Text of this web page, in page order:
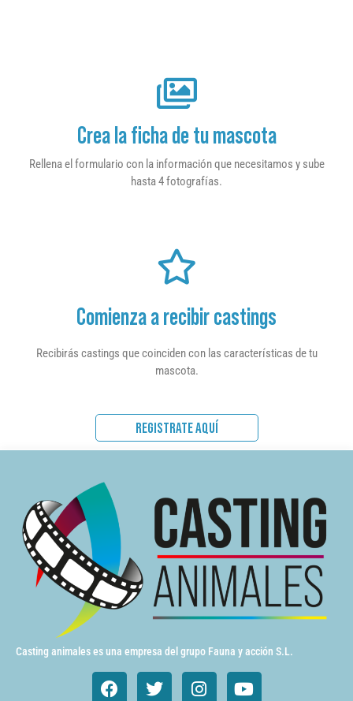
Crea la ficha de tu mascota
Rellena el formulario con la información que necesitamos y sube
hasta 4 fotografías.
Comienza a recibir castings
Recibirás castings que coinciden con las características de tu
mascota.
REGISTRATE AQUÍ
Casting animales es una empresa del grupo Fauna y acción S.L.